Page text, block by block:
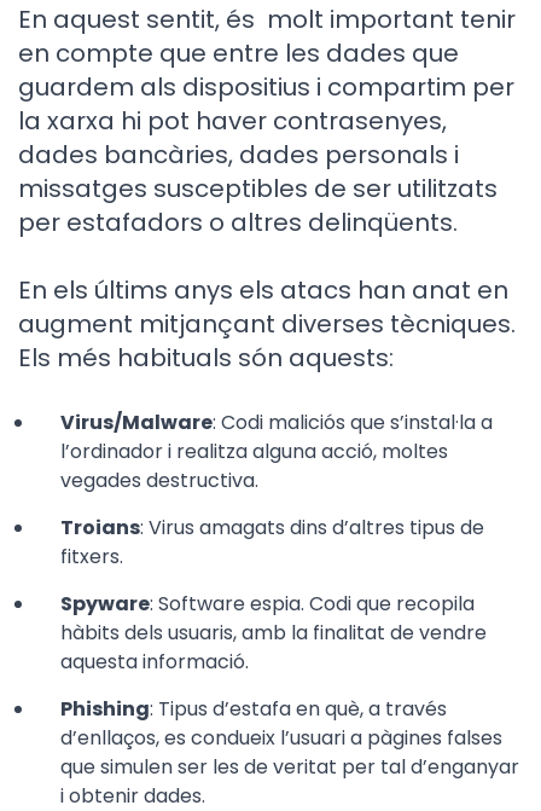
En aquest sentit, és molt important tenir
en compte que entre les dades que
guardem als dispositius i compartim per
la xarxa hi pot haver contrasenyes,
dades bancàries, dades personals i
missatges susceptibles de ser utilitzats
per estafadors o altres delinqüents.
En els últims anys els atacs han anat en
augment mitjançant diverses tècniques.
Els més habituals són aquests:
Virus/Malware: Codi maliciós que s’instal·la a
l’ordinador i realitza alguna acció, moltes
vegades destructiva.
Troians: Virus amagats dins d’altres tipus de
fitxers.
Spyware: Software espia. Codi que recopila
hàbits dels usuaris, amb la finalitat de vendre
aquesta informació.
Phishing: Tipus d’estafa en què, a través
d’enllaços, es condueix l’usuari a pàgines falses
que simulen ser les de veritat per tal d’enganyar
i obtenir dades.